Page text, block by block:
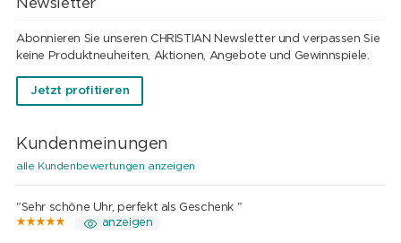
Newsletter
Abonnieren Sie unseren CHRISTIAN Newsletter und verpassen Sie
keine Produktneuheiten, Aktionen, Angebote und Gewinnspiele.
Jetzt profitieren
Kundenmeinungen
alle Kundenbewertungen anzeigen
"Sehr schöne Uhr, perfekt als Geschenk "
anzeigen